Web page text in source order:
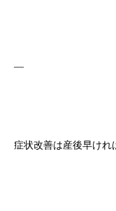
—
症状改善は産後早けれ